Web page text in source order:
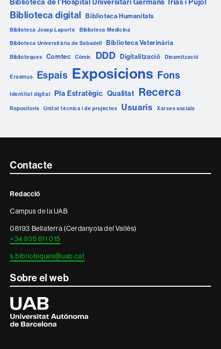
Biblioteca digital Biblioteca Humanitats
Biblioteca Josep Laporte
Biblioteca Medicina
Biblioteca Universitària de Sabadell
Biblioteca Veterinària
Biblioteques Comtec Còmic DDD Digitalització Dinamització
Erasmus Espais Exposicions Fons
Identitat digital Pla Estratègic Qualitat Recerca
Repositoris Unitat tècnica i de projectes Usuaris Xarxes socials
Contacte
informació
legal
Contacte
Redacció
Campus de la UAB
08193 Bellaterra (Cerdanyola del Vallès)
+34 935 811 015
s.biblioteques@uab.cat
Sobre el web
Universitat
Autònoma
de
Barcelona